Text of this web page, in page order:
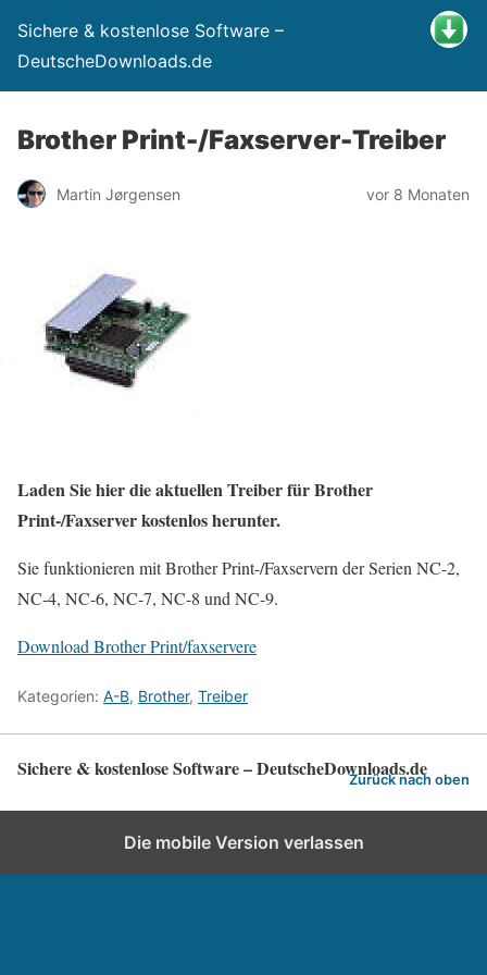
Sichere & kostenlose Software –
DeutscheDownloads.de
Brother Print-/Faxserver-Treiber
Martin Jørgensen vor 8 Monaten
Laden Sie hier die aktuellen Treiber für Brother
Print-/Faxserver kostenlos herunter.
Sie funktionieren mit Brother Print-/Faxservern der Serien NC-2,
NC-4, NC-6, NC-7, NC-8 und NC-9.
Download Brother Print/faxservere
Kategorien: A-B, Brother, Treiber
Sichere & kostenlose Software – DeutscheDownloads.de
Zurück nach oben
Die mobile Version verlassen